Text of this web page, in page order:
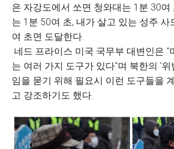
은 자강도에서 쏘면 청와대는 1분 30여
는 1분 50여 초, 내가 살고 있는 성주 사
여 초면 도달한다.
네드 프라이스 미국 국무부 대변인은 "
는 여러 가지 도구가 있다"며 북한의 '
임을 묻기 위해 필요시 이런 도구들을
고 강조하기도 했다.